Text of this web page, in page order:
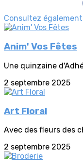
Consultez également
Anim' Vos Fêtes
Une quinzaine
2 septembre 2025
Art Floral
Avec des fleurs des
2 septembre 2025